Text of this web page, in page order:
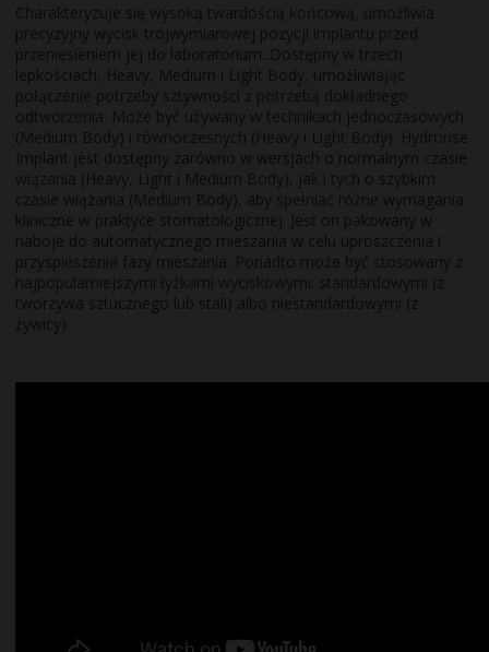
Charakteryzuje się wysoką twardością końcową, umożliwia
precyzyjny wycisk trójwymiarowej pozycji implantu przed
przeniesieniem jej do laboratorium. Dostępny w trzech
lepkościach, Heavy, Medium i Light Body, umożliwiając
połączenie potrzeby sztywności z potrzebą dokładnego
odtworzenia. Może być używany w technikach jednoczasowych
(Medium Body) i równoczesnych (Heavy i Light Body). Hydrorise
Implant jest dostępny zarówno w wersjach o normalnym czasie
wiązania (Heavy, Light i Medium Body), jak i tych o szybkim
czasie wiązania (Medium Body), aby spełniać różne wymagania
kliniczne w praktyce stomatologicznej. Jest on pakowany w
naboje do automatycznego mieszania w celu uproszczenia i
przyspieszenia fazy mieszania. Ponadto może być stosowany z
najpopularniejszymi łyżkami wyciskowymi: standardowymi (z
tworzywa sztucznego lub stali) albo niestandardowymi (z
żywicy).